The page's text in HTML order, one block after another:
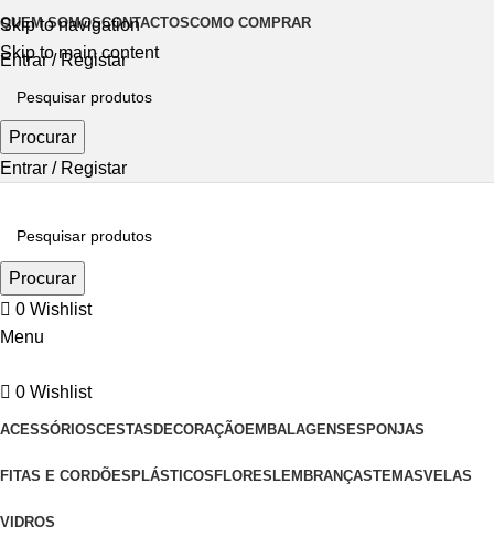
Skip to navigation
Skip to main content
QUEM SOMOSCONTACTOSCOMO COMPRAR
Entrar / Registar
Procurar
Entrar / Registar
Procurar
0 Wishlist
Menu
0 Wishlist
ACESSÓRIOSCESTASDECORAÇÃOEMBALAGENSESPONJAS
FITAS E CORDÕESPLÁSTICOSFLORESLEMBRANÇASTEMASVELAS
VIDROS